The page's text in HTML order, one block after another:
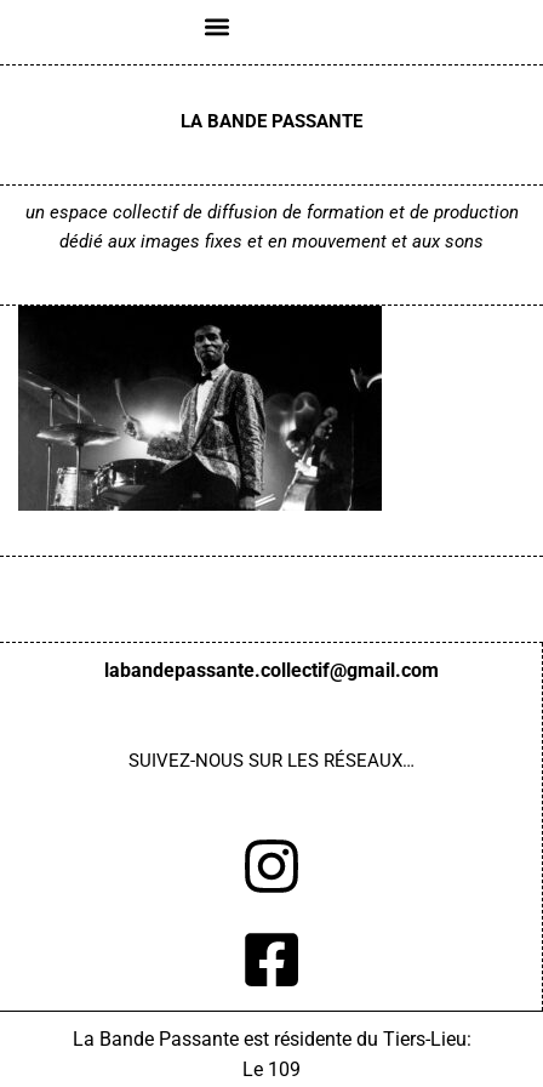
Aller
LA BANDE PASSANTE
un espace collectif de diffusion de formation et de production
dédié aux images fixes et en mouvement et aux sons
labandepassante.collectif@gmail.com
SUIVEZ-NOUSSUR LES RÉSEAUX…
La Bande Passante est résidente du Tiers-Lieu:
Le 109